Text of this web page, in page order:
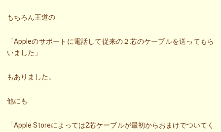
もちろん王道の
「Appleのサポートに電話して従来の２芯のケーブルを送ってもら
いました」
もありました。
他にも
「Apple Storeによっては2芯ケーブルが最初からおまけでついてく